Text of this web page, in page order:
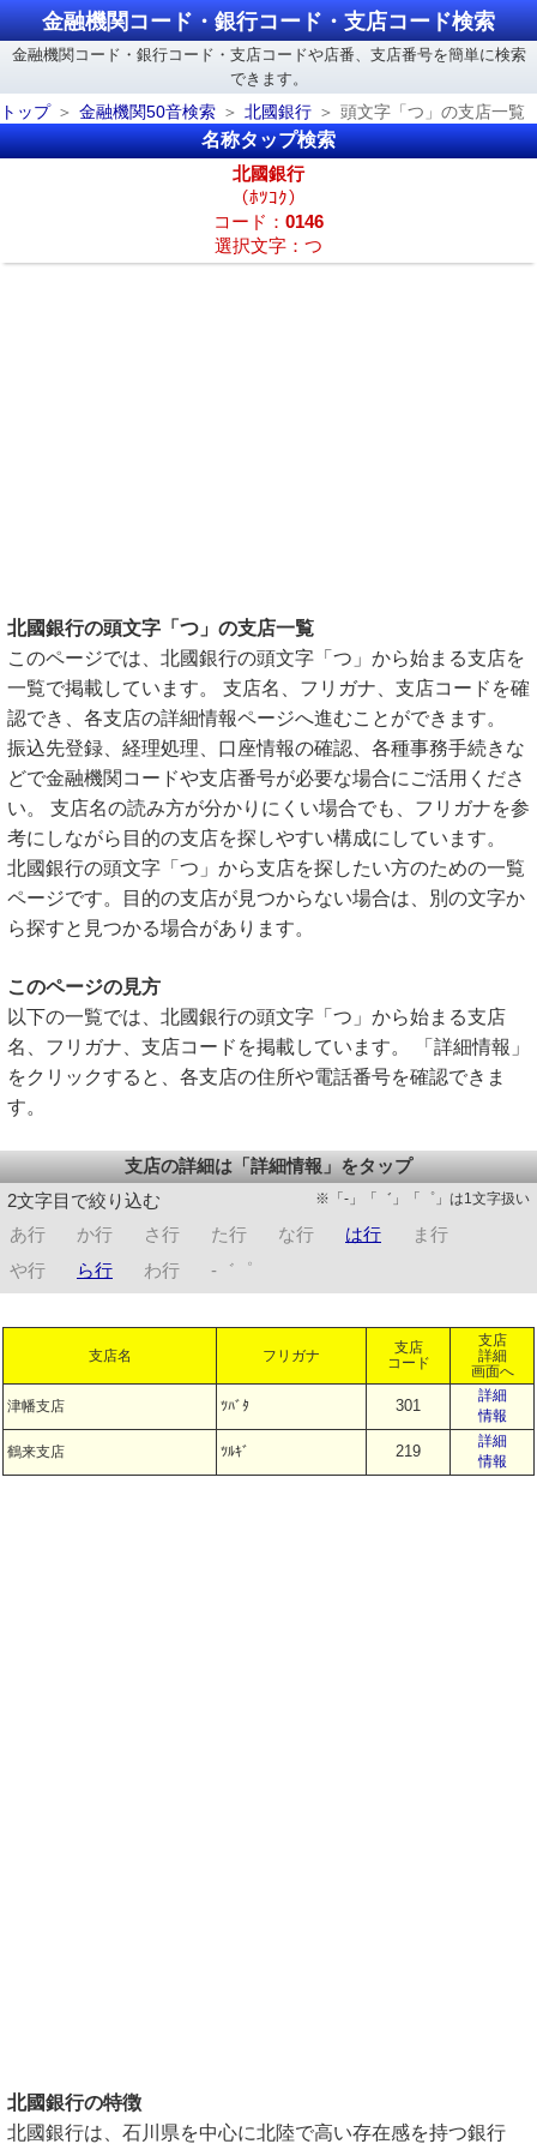
金融機関コード・銀行コード・支店コード検索
金融機関コード・銀行コード・支店コードや店番、支店番号を簡単に検索
できます。
トップ
金融機関50音検索 北國銀行 頭文字「つ」の支店一覧
名称タップ検索
北國銀行
（ﾎﾂｺｸ）
コード： 0146
選択文字：つ
北國銀行の頭文字「つ」の支店一覧
このページでは、北國銀行の頭文字「つ」から始まる支店を
一覧で掲載しています。 支店名、フリガナ、支店コードを確
認でき、各支店の詳細情報ページへ進むことができます。
振込先登録、経理処理、口座情報の確認、各種事務手続きな
どで金融機関コードや支店番号が必要な場合にご活用くださ
い。 支店名の読み方が分かりにくい場合でも、フリガナを参
考にしながら目的の支店を探しやすい構成にしています。
北國銀行の頭文字「つ」から支店を探したい方のための一覧
ページです。目的の支店が見つからない場合は、別の文字か
ら探すと見つかる場合があります。
このページの見方
以下の一覧では、北國銀行の頭文字「つ」から始まる支店
名、フリガナ、支店コードを掲載しています。 「詳細情報」
をクリックすると、各支店の住所や電話番号を確認できま
す。
支店の詳細は「詳細情報」をタップ
2文字目で絞り込む
※「-」「゛」「゜」は1文字扱い
あ行 か行 さ行 た行 な行 は行
ま行
や行
ら行 わ行 -゛゜
支店名 フリガナ
支店
コード
支店
詳細
画面へ
津幡支店 ﾂﾊﾞﾀ 301
詳細
情報
鶴来支店 ﾂﾙｷﾞ 219
詳細
情報
北國銀行の特徴
北國銀行は、石川県を中心に北陸で高い存在感を持つ銀行